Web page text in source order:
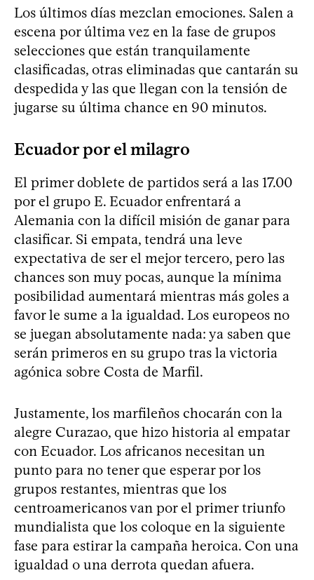
Los últimos días mezclan emociones. Salen a
escena por última vez en la fase de grupos
selecciones que están tranquilamente
clasificadas, otras eliminadas que cantarán su
despedida y las que llegan con la tensión de
jugarse su última chance en 90 minutos.
Ecuador por el milagro
El primer doblete de partidos será a las 17.00
por el grupo E. Ecuador enfrentará a
Alemania con la difícil misión de ganar para
clasificar. Si empata, tendrá una leve
expectativa de ser el mejor tercero, pero las
chances son muy pocas, aunque la mínima
posibilidad aumentará mientras más goles a
favor le sume a la igualdad. Los europeos no
se juegan absolutamente nada: ya saben que
serán primeros en su grupo tras la victoria
agónica sobre Costa de Marfil.
Justamente, los marfileños chocarán con la
alegre Curazao, que hizo historia al empatar
con Ecuador. Los africanos necesitan un
punto para no tener que esperar por los
grupos restantes, mientras que los
centroamericanos van por el primer triunfo
mundialista que los coloque en la siguiente
fase para estirar la campaña heroica. Con una
igualdad o una derrota quedan afuera.